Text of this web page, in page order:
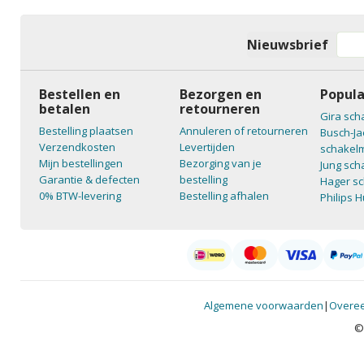
Nieuwsbrief
Bestellen en
betalen
Bestelling plaatsen
Verzendkosten
Mijn bestellingen
Garantie & defecten
0% BTW-levering
Bezorgen en
retourneren
Annuleren of retourneren
Levertijden
Bezorging van je
bestelling
Bestelling afhalen
Gira
Busch-
Jung
Hager
Philips
Algemene voorwaarden|
©